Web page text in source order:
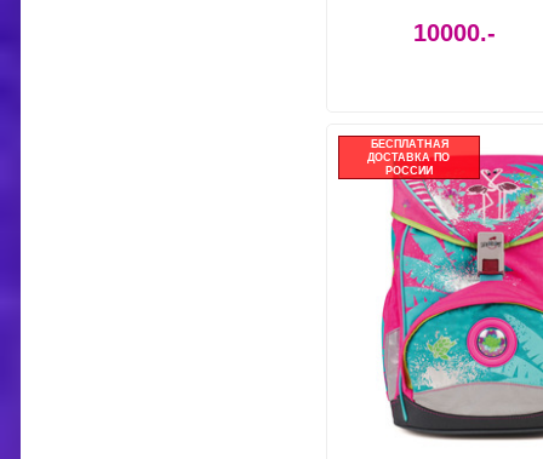
10000.-
БЕСПЛАТНАЯ
ДОСТАВКА ПО
РОССИИ